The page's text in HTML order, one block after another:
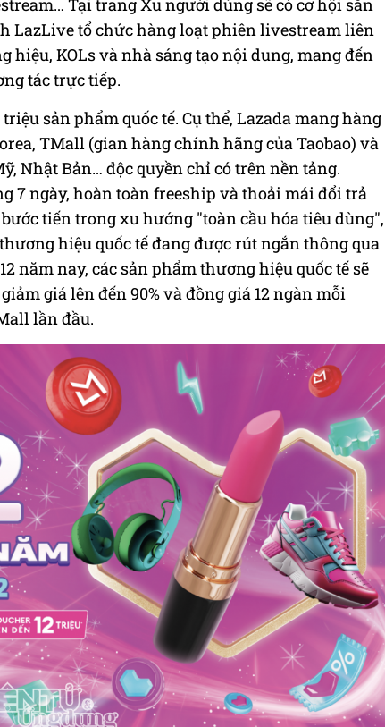
Tại trang Xu người dùng sẽ có cơ hội săn
LazLive tổ chức hàng loạt phiên livestream liên
hiệu, KOLs và nhà sáng tạo nội dung, mang đến
tác trực tiếp.
sản phẩm quốc tế. Cụ thể, Lazada mang hàng
TMall (gian hàng chính hãng của Taobao) và
Nhật Bản… độc quyền chỉ có trên nền tảng.
7 ngày, hoàn toàn freeship và thoải mái đổi trả
tiến trong xu hướng "toàn cầu hóa tiêu dùng",
hiệu quốc tế đang được rút ngắn thông qua
năm nay, các sản phẩm thương hiệu quốc tế sẽ
giá lên đến 90% và đồng giá 12 ngàn mỗi
lần đầu.